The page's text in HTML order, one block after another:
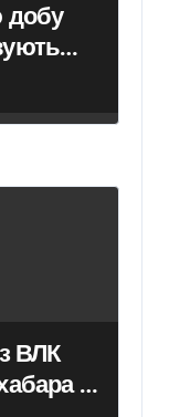
добу
ВЛК
в